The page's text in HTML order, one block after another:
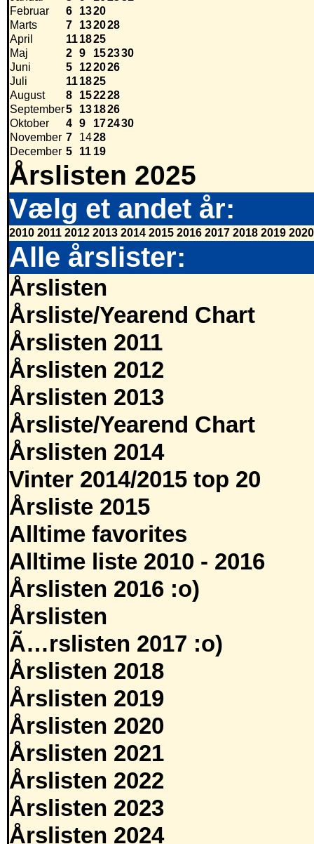
Februar
6 1320
Marts
7 132028
April
111825
Maj
2 9 152330
Juni
5 122026
Juli
111825
August
8 152228
September5 131826
Oktober
4 9 172430
November 7 1428
December 5 11 19
Årslisten 2025
Vælg et andet år:
2010 2011 2012 2013 2014 2015 2016 2017 2018 2019 2020
Alle årslister:
Årslisten
Årsliste/Yearend Chart
Årslisten 2011
Årslisten 2012
Årslisten 2013
Årsliste/Yearend Chart
Årslisten 2014
Vinter 2014/2015 top 20
Årsliste 2015
Alltime favorites
Alltime liste 2010 - 2016
Årslisten 2016 :o)
Årslisten
Ã…rslisten 2017 :o)
Årslisten 2018
Årslisten 2019
Årslisten 2020
Årslisten 2021
Årslisten 2022
Årslisten 2023
Årslisten 2024